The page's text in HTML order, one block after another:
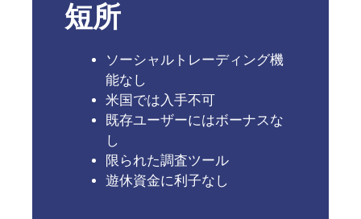
短所
ソーシャルトレーディング機
能なし
米国では入手不可
既存ユーザーにはボーナスな
し
限られた調査ツール
遊休資金に利子なし